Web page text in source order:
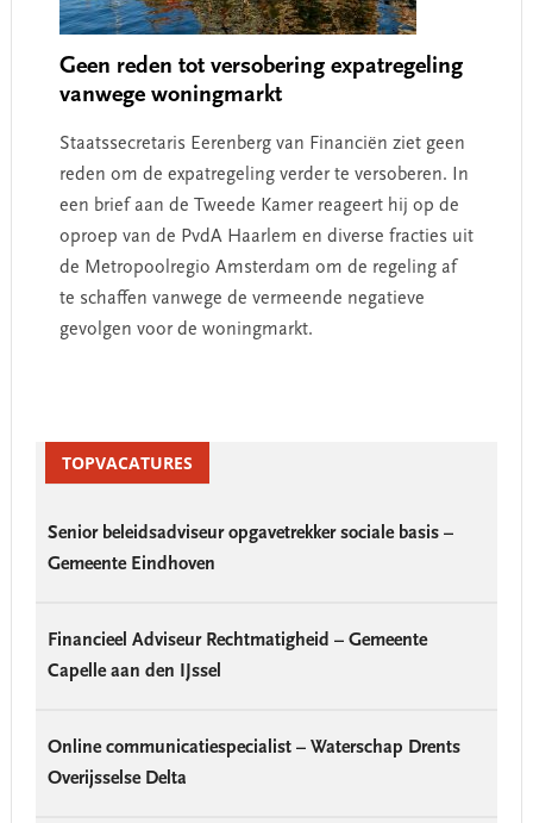
Geen reden tot versobering expatregeling
vanwege woningmarkt
Staatssecretaris Eerenberg van Financiën ziet geen
reden om de expatregeling verder te versoberen. In
een brief aan de Tweede Kamer reageert hij op de
oproep van de PvdA Haarlem en diverse fracties uit
de Metropoolregio Amsterdam om de regeling af
te schaffen vanwege de vermeende negatieve
gevolgen voor de woningmarkt.
SidebarTOPVACATURES
Senior beleidsadviseur opgavetrekker sociale basis –
Gemeente Eindhoven
Financieel Adviseur Rechtmatigheid – Gemeente
Capelle aan den IJssel
Online communicatiespecialist – Waterschap Drents
Overijsselse Delta